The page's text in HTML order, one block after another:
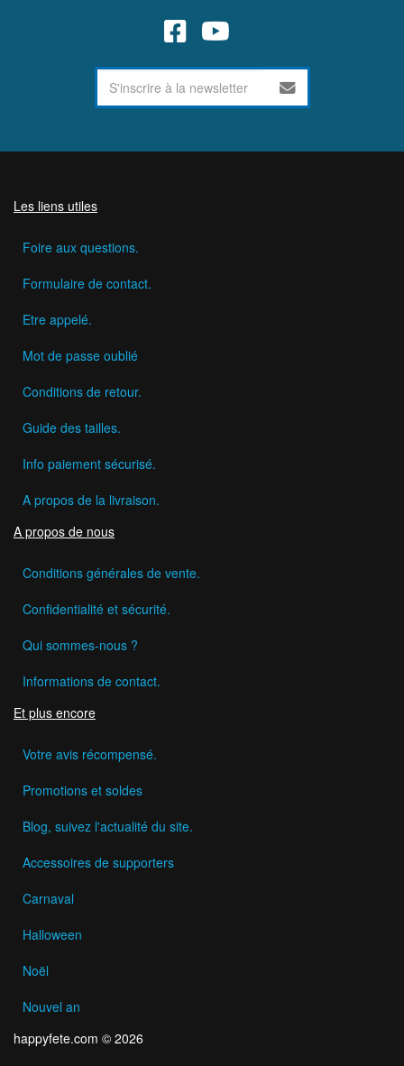
Les liens utiles
Foire aux questions.
Formulaire de contact.
Etre appelé.
Mot de passe oublié
Conditions de retour.
Guide des tailles.
Info paiement sécurisé.
A propos de la livraison.
A propos de nous
Conditions générales de vente.
Confidentialité et sécurité.
Qui sommes-nous ?
Informations de contact.
Et plus encore
Votre avis récompensé.
Promotions et soldes
Blog, suivez l'actualité du site.
Accessoires de supporters
Carnaval
Halloween
Noël
Nouvel an
happyfete.com © 2026